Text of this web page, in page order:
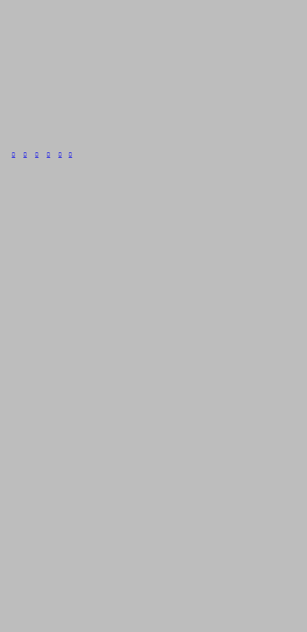
     